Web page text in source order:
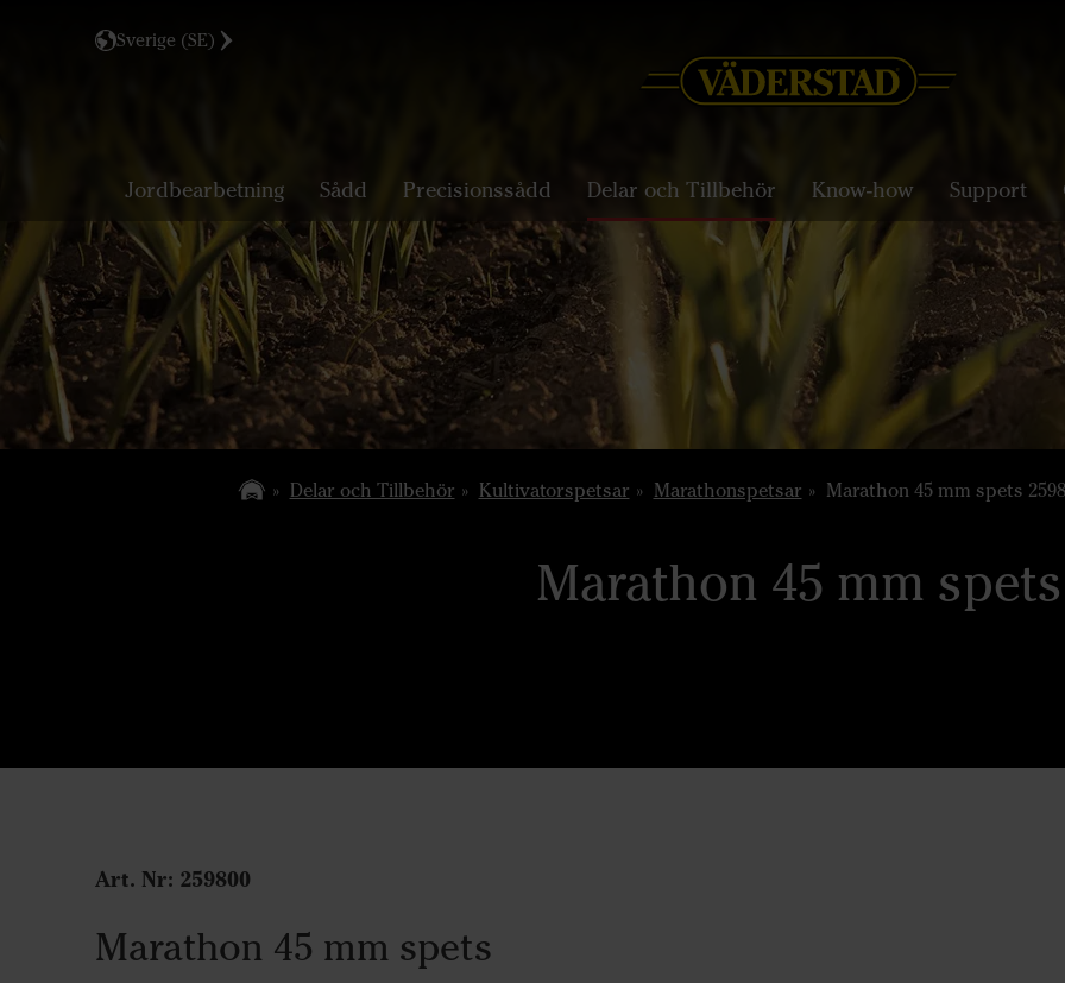
Sverige (SE)
Jordbearbetning Sådd Precisionssådd Delar och Tillbehör Know-how Support
Delar och Tillbehör Kultivatorspetsar Marathonspetsar Marathon 45 mm spets
Marathon 45 mm spets
Art. Nr: 259800
Marathon 45 mm spets